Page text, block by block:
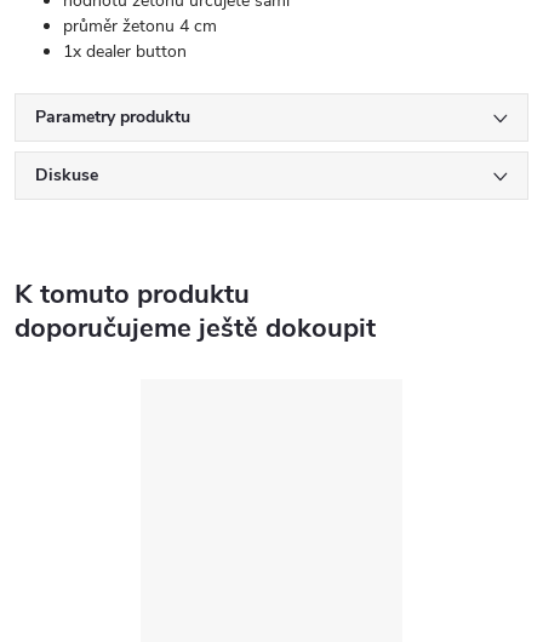
průměr žetonu 4 cm
1x dealer button
Parametry produktu
Diskuse
K tomuto produktu
doporučujeme ještě dokoupit